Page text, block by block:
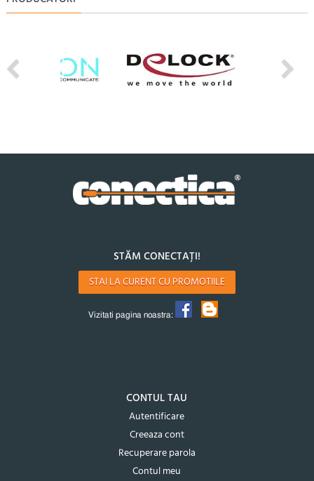
STĂM CONECTAȚI!
STAI LA CURENT CU PROMOTIILE
Vizitati pagina noastra:
CONTUL TAU
Autentificare
Creeaza cont
Recuperare parola
Contul meu